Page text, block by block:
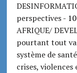
perspectives- 10
AFRIQUE/
pourtant tout
système de
crises,